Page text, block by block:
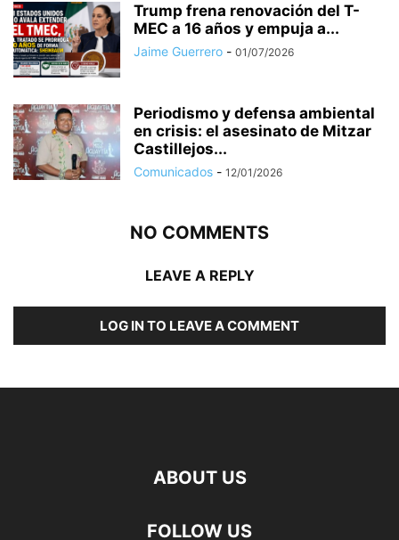
Trump frena renovación del T-
MEC a 16 años y empuja a...
Jaime Guerrero - 01/07/2026
Periodismo y defensa ambiental
en crisis: el asesinato de Mitzar
Castillejos...
Comunicados - 12/01/2026
NO COMMENTS
LEAVE A REPLY
LOG IN TO LEAVE A COMMENT
ABOUT US
FOLLOW US